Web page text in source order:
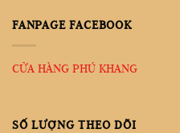
FANPAGE FACEBOOK
CỬA HÀNG PHÚ KHANG
SỐ LƯỢNG THEO DÕI